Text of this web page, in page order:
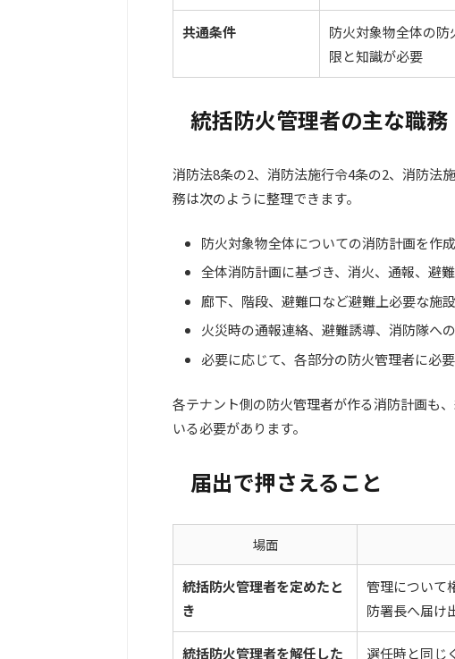
共通条件
防火対象物全体の
限と知識が必要
統括防火管理者の主な職務
消防法8条の2、消防法施行令4条の2、消防法
務は次のように整理できます。
防火対象物全体についての消防計画を作
全体消防計画に基づき、消火、通報、避
廊下、階段、避難口など避難上必要な施
火災時の通報連絡、避難誘導、消防隊へ
必要に応じて、各部分の防火管理者に必
各テナント側の防火管理者が作る消防計画も
いる必要があります。
届出で押さえること
場面
統括防火管理者を定めたと
き
管理について
防署長へ届け
統括防火管理者を解任した 選任時と同じ